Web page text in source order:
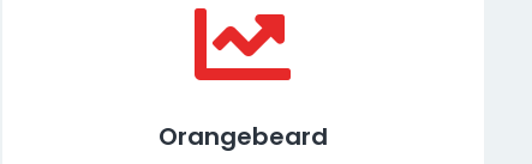
Orangebeard